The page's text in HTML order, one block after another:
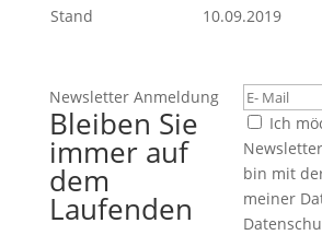
Stand
10.09.2019
Newsletter Anmeldung
Bleiben Sie
immer auf
dem
Laufenden
Ich
bin mit
meiner